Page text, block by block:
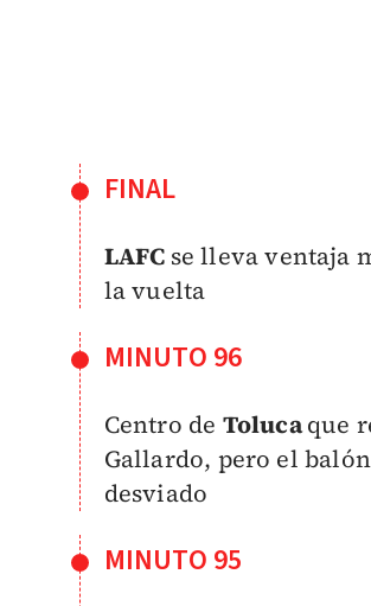
FINAL
LAFC se lleva ventaja
la vuelta
MINUTO 96
Centro de Tolucaque
Gallardo, pero el
desviado
MINUTO 95